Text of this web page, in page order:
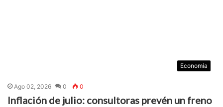
Economía
Ago 02, 2026 0 0
Inflación de julio: consultoras prevén un freno